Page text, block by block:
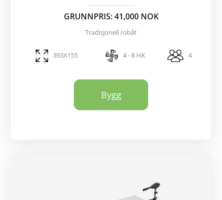
GRUNNPRIS: 41,000 NOK
Tradisjonell robåt
393X155 4 - 8 HK 4
Bygg